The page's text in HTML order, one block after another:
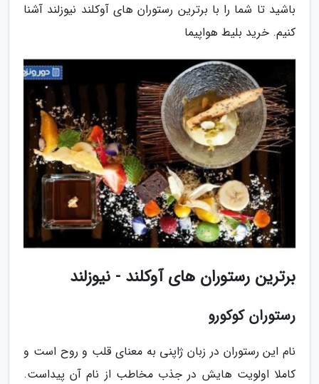
باشید تا شما را با برترین رستوران های آوکلند نیوزلند آشنا
کنیم. خرید بلیط هواپیما
برترین رستوران های آوکلند - نیوزلند
رستوران کوکورو
نام این رستوران در زبان ژاپنی به معنای قلب و روح است و
کاملا اولویت هایش در جذب مخاطب از نام آن پیداست.